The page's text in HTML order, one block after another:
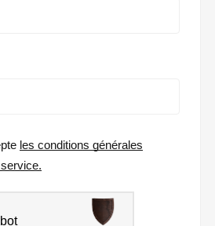
les conditions générales